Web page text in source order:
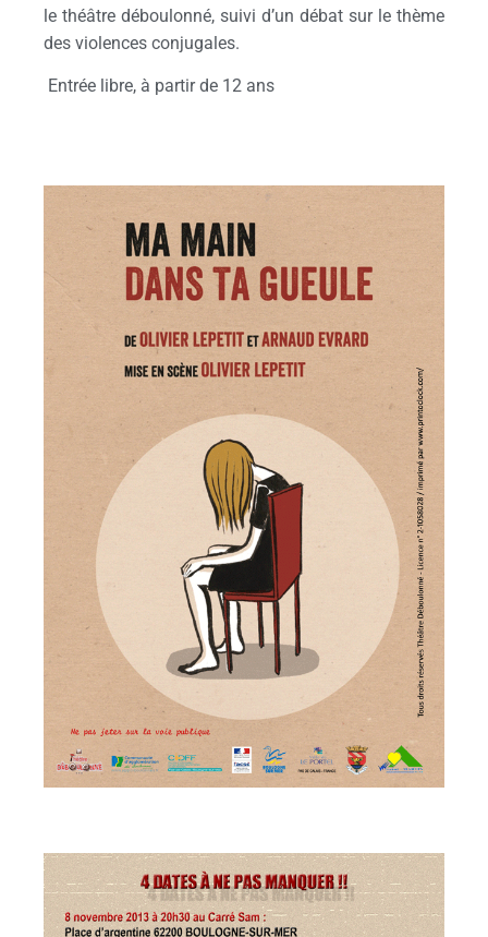
le théâtre déboulonné, suivi d’un débat sur le thème
des violences conjugales.
Entrée libre, à partir de 12 ans